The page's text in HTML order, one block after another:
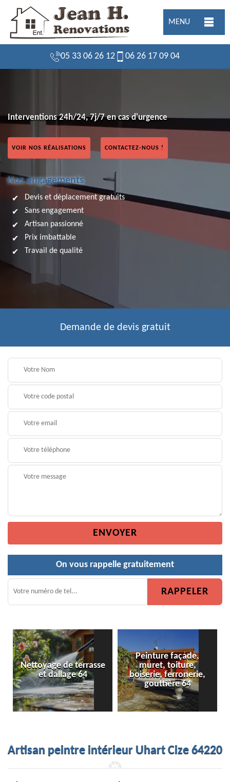
MENU
05 33 06 26 12 06 26 17 09 04
Interventions 24h/24, 7j/7 en cas d'urgence
VOIR NOS RÉALISATIONS CONTACTEZ-NOUS !
Nos engagements
Devis et déplacement gratuits
Sans engagement
Artisan passionné
Prix imbattable
Travail de qualité
Demande de devis gratuit
On vous rappelle gratuitement
de terrasse
64
Peinture façade,
muret, toiture,
boiserie, ferronerie,
gouttière 64
Peinture de
Artisan peintre intérieur Uhart Cize 64220